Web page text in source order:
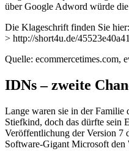
über Google Adword würde
Die Klageschrift finden Sie hier:
> http://short4u.de/
Quelle: ecommercetimes.com,
IDNs – zweite
Lange waren sie in der Familie
Stiefkind, doch das dürfte sein
Veröffentlichung der Version 7
Software-Gigant Microsoft